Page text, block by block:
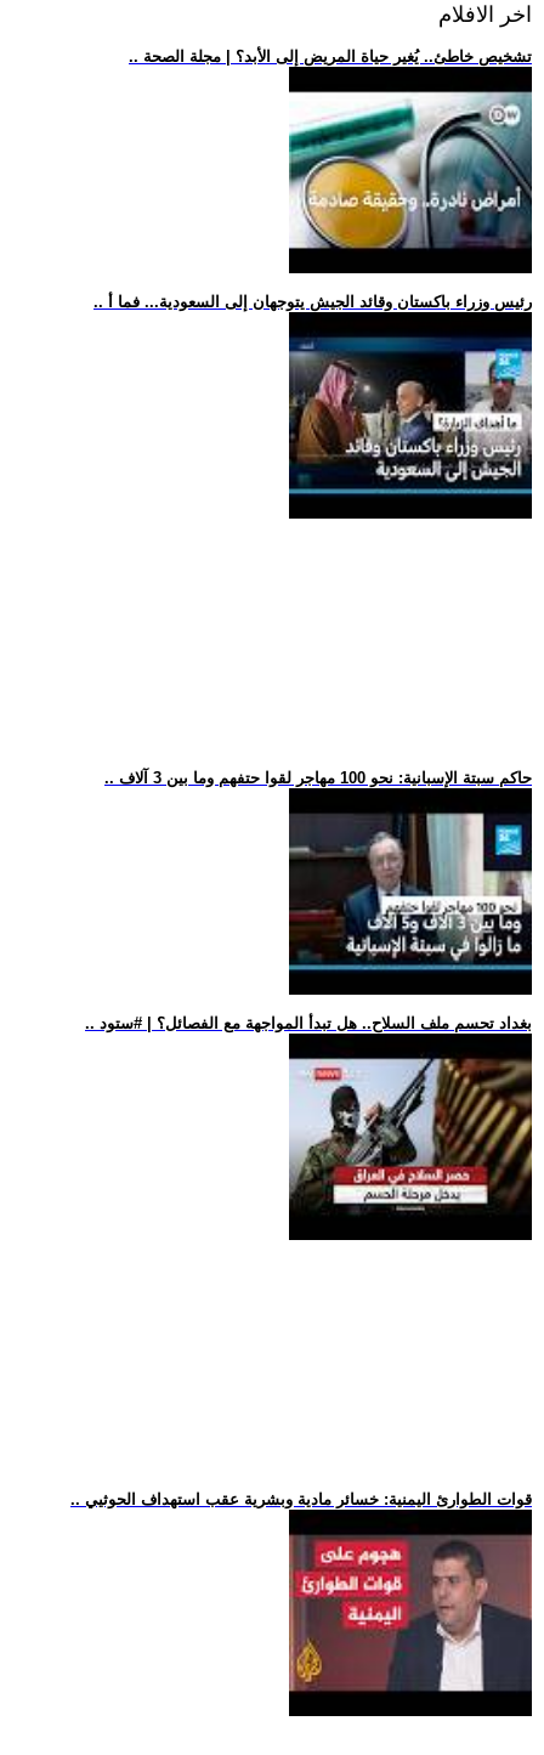
اخر الافلام
.. تشخيص خاطئ.. يُغير حياة المريض إلى الأبد؟ | مجلة الصحة
.. رئيس وزراء باكستان وقائد الجيش يتوجهان إلى السعودية... فما أ
.. حاكم سبتة الإسبانية: نحو 100 مهاجر لقوا حتفهم وما بين 3 آلاف
.. بغداد تحسم ملف السلاح.. هل تبدأ المواجهة مع الفصائل؟ | #ستود
.. قوات الطوارئ اليمنية: خسائر مادية وبشرية عقب استهداف الحوثيي